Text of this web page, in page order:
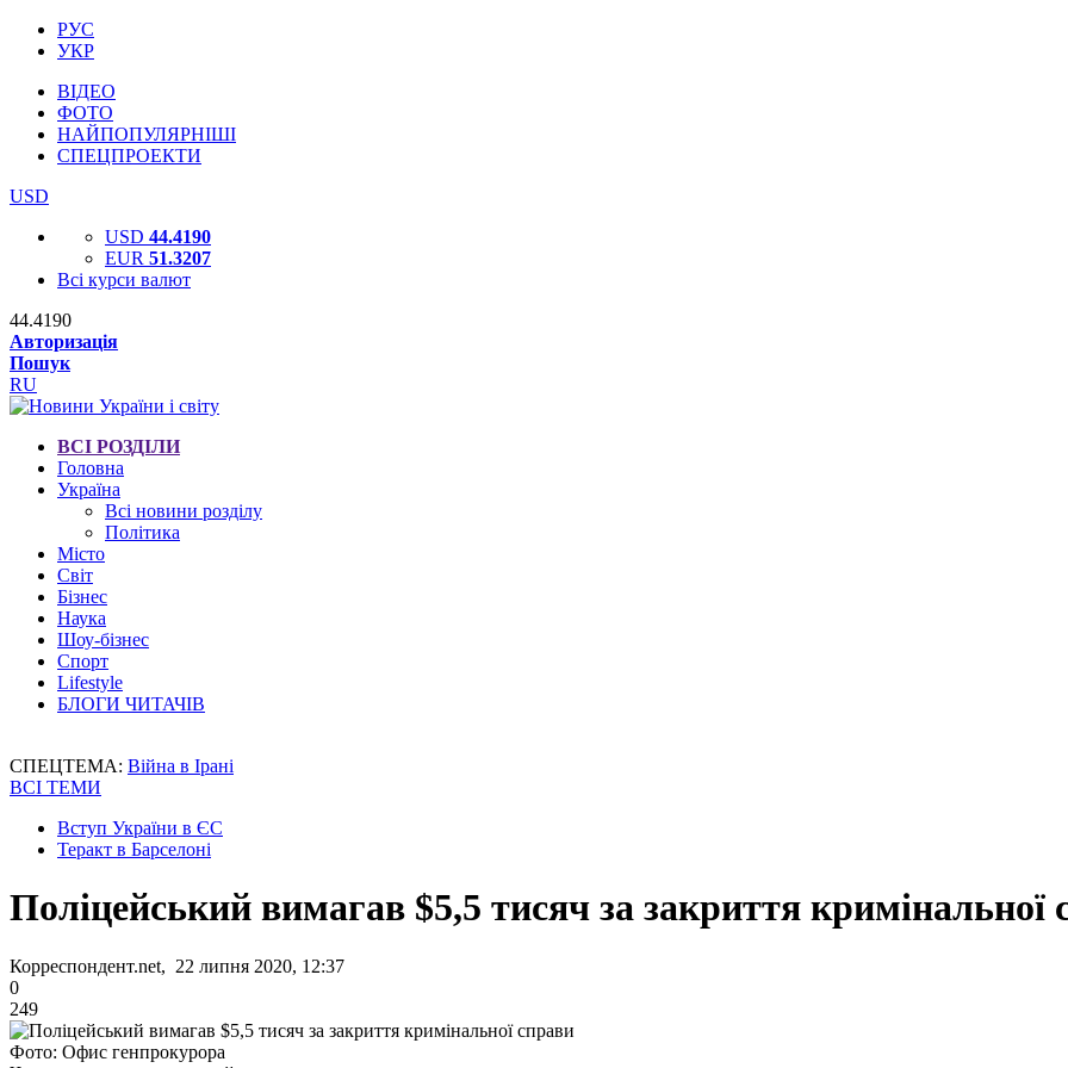
РУС
УКР
ВІДЕО
ФОТО
НАЙПОПУЛЯРНІШІ
СПЕЦПРОЕКТИ
USD
USD 44.4190
EUR 51.3207
Всі курси валют
44.4190
Авторизація
Пошук
RU
ВСІ РОЗДІЛИ
Головна
Україна
Всі новини розділу
Політика
Місто
Світ
Бізнес
Наука
Шоу-бізнес
Спорт
Lifestyle
БЛОГИ ЧИТАЧІВ
СПЕЦТЕМА: Війна в Ірані
ВСІ ТЕМИ
Вступ України в ЄС
Теракт в Барселоні
Поліцейський вимагав $5,5 тисяч за закриття кримінальної
Корреспондент.net, 22 липня 2020, 12:37
0
249
Фото: Офис генпрокурора